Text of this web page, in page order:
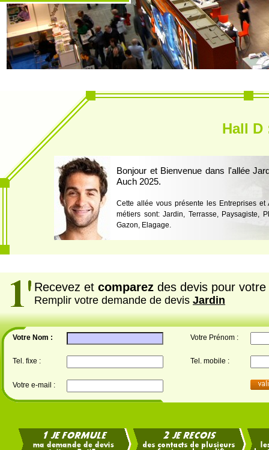
Hall D
Bonjour et Bienvenue dans l'allée
Auch 2025.
Cette allée vous présente les Entreprises et
métiers sont: Jardin, Terrasse, Paysagiste,
Gazon, Elagage.
Recevez et comparez des devis pour votre
Remplir votre demande de devis Jardin
Votre Nom : Votre Prénom :
Tel. fixe : Tel. mobile :
Votre e-mail :